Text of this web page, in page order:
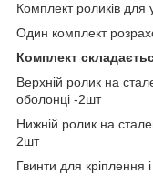
Комплект роликів
Один комплект
Комплект
Верхній ролик на
оболонці -2шт
Нижній ролик на
2шт
Гвинти для кріплення